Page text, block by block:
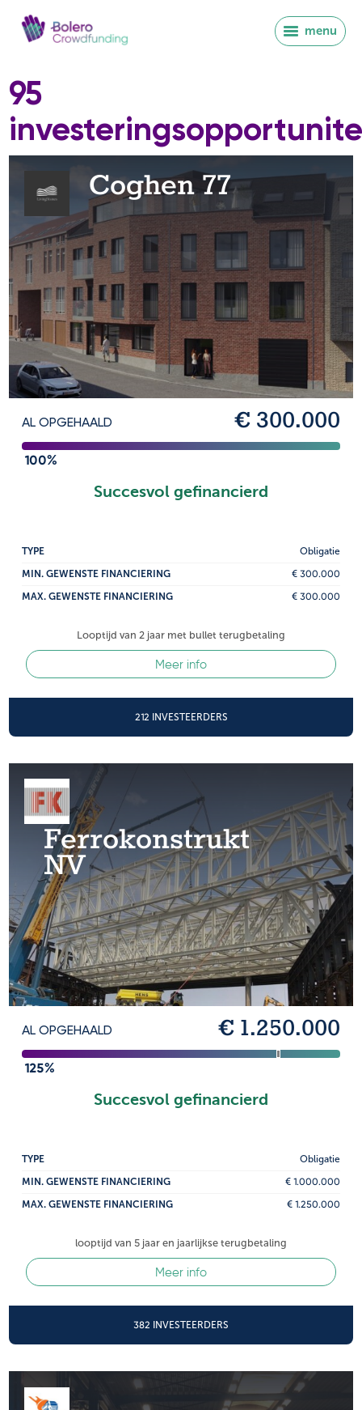
menu
Inloggen
NL FR
95
Coghen 77
€ 300.000
AL OPGEHAALD
100%
Succesvol gefinancierd
TYPE
Obligatie
MIN. GEWENSTE FINANCIERING
€ 300.000
MAX. GEWENSTE FINANCIERING
€ 300.000
Looptijd van 2 jaar met bullet terugbetaling
Meer info
212 INVESTEERDERS
Ferrokonstrukt
NV
€ 1.250.000
AL OPGEHAALD
125%
Succesvol gefinancierd
TYPE
Obligatie
MIN. GEWENSTE FINANCIERING
€ 1.000.000
MAX. GEWENSTE FINANCIERING
€ 1.250.000
looptijd van 5 jaar en jaarlijkse terugbetaling
Meer info
382 INVESTEERDERS